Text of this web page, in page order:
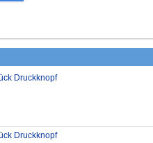
Druckknopf
Druckknopf